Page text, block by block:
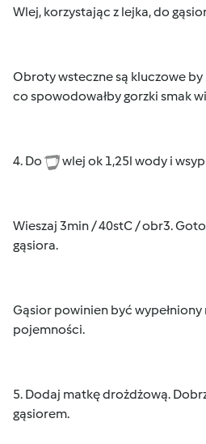
Wlej, korzystając z lejka, do
Obroty wsteczne są kluczowe
co spowodowałby gorzki smak
4. Do wlej ok 1,25l wody i
Wieszaj 3min / 40stC / obr3.
gąsiora.
Gąsior powinien być wypełniony
pojemności.
5. Dodaj matkę drożdżową.
gąsiorem.